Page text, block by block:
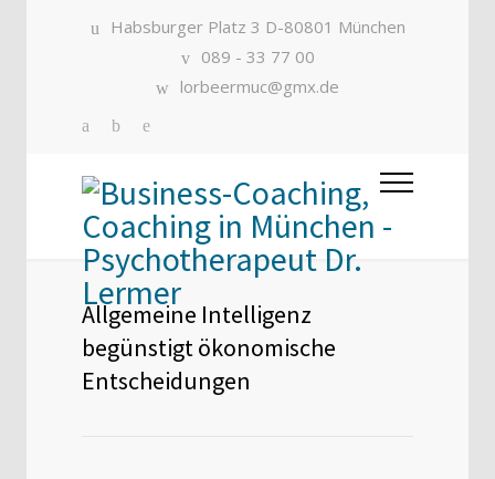
Habsburger Platz 3 D-80801 München
089 - 33 77 00
lorbeermuc@gmx.de
Allgemeine Intelligenz
begünstigt ökonomische
Entscheidungen